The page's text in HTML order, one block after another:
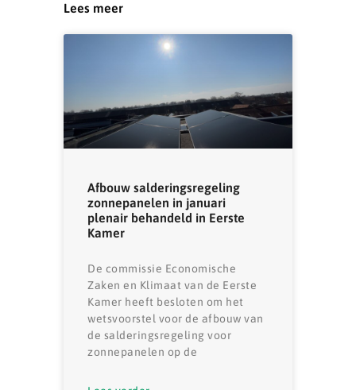
Lees meer
Afbouw salderingsregeling
zonnepanelen in januari
plenair behandeld in Eerste
Kamer
De commissie Economische
Zaken en Klimaat van de Eerste
Kamer heeft besloten om het
wetsvoorstel voor de afbouw van
de salderingsregeling voor
zonnepanelen op de